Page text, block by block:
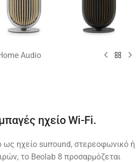
Audio
ηχείο Wi-Fi.
ως ηχείο surround, στερεοφωνικό ή
το Beolab 8 προσαρμόζεται